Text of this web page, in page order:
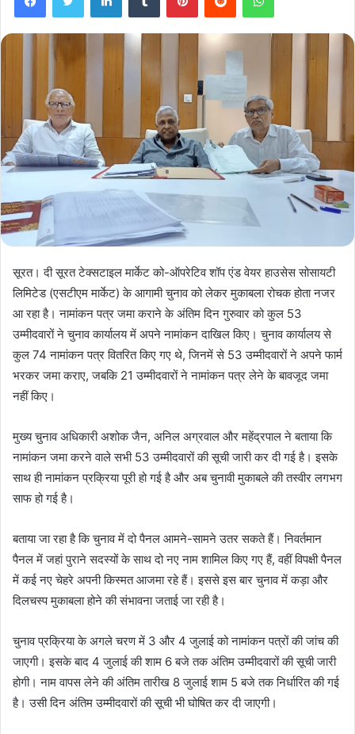
सूरत। दी सूरत टेक्सटाइल मार्केट को-ऑपरेटिव शॉप एंड वेयर हाउसेस सोसायटी
लिमिटेड (एसटीएम मार्केट) के आगामी चुनाव को लेकर मुकाबला रोचक होता नजर
आ रहा है। नामांकन पत्र जमा कराने के अंतिम दिन गुरुवार को कुल 53
उम्मीदवारों ने चुनाव कार्यालय में अपने नामांकन दाखिल किए। चुनाव कार्यालय से
कुल 74 नामांकन पत्र वितरित किए गए थे, जिनमें से 53 उम्मीदवारों ने अपने फार्म
भरकर जमा कराए, जबकि 21 उम्मीदवारों ने नामांकन पत्र लेने के बावजूद जमा
नहीं किए।
मुख्य चुनाव अधिकारी अशोक जैन, अनिल अग्रवाल और महेंद्रपाल ने बताया कि
नामांकन जमा करने वाले सभी 53 उम्मीदवारों की सूची जारी कर दी गई है। इसके
साथ ही नामांकन प्रक्रिया पूरी हो गई है और अब चुनावी मुकाबले की तस्वीर लगभग
साफ हो गई है।
बताया जा रहा है कि चुनाव में दो पैनल आमने-सामने उतर सकते हैं। निवर्तमान
पैनल में जहां पुराने सदस्यों के साथ दो नए नाम शामिल किए गए हैं, वहीं विपक्षी पैनल
में कई नए चेहरे अपनी किस्मत आजमा रहे हैं। इससे इस बार चुनाव में कड़ा और
दिलचस्प मुकाबला होने की संभावना जताई जा रही है।
चुनाव प्रक्रिया के अगले चरण में 3 और 4 जुलाई को नामांकन पत्रों की जांच की
जाएगी। इसके बाद 4 जुलाई की शाम 6 बजे तक अंतिम उम्मीदवारों की सूची जारी
होगी। नाम वापस लेने की अंतिम तारीख 8 जुलाई शाम 5 बजे तक निर्धारित की गई
है। उसी दिन अंतिम उम्मीदवारों की सूची भी घोषित कर दी जाएगी।